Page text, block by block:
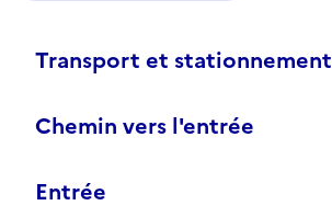
Transport et stationnement
Chemin vers l'entrée
Entrée